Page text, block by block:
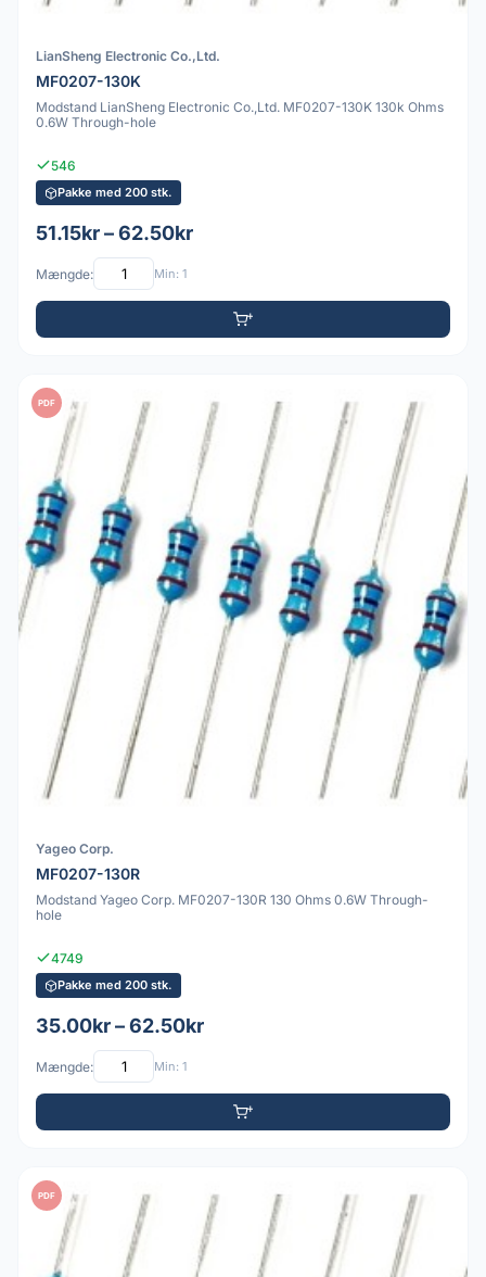
LianSheng Electronic Co.,Ltd.
MF0207-130K
Modstand LianSheng Electronic Co.,Ltd. MF0207-130K 130k Ohms
0.6W Through-hole
546
Pakke med 200 stk.
51.15kr – 62.50kr
Mængde: Min: 1
PDF
Yageo Corp.
MF0207-130R
Modstand Yageo Corp. MF0207-130R 130 Ohms 0.6W Through-
hole
4749
Pakke med 200 stk.
35.00kr – 62.50kr
Mængde: Min: 1
PDF